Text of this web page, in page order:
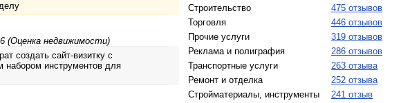
(Оценка недвижимости)
создать сайт-визитку с
набором инструментов для
Строительство
475 отзывов
Торговля
446 отзывов
Прочие услуги
319 отзывов
Реклама и полиграфия
286 отзывов
Транспортные услуги
263 отзыва
Ремонт и отделка
252 отзыва
Стройматериалы, инструменты
241 отзыв